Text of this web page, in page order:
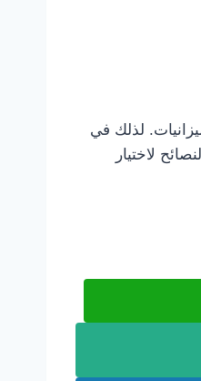
لذلك في
لاختيار